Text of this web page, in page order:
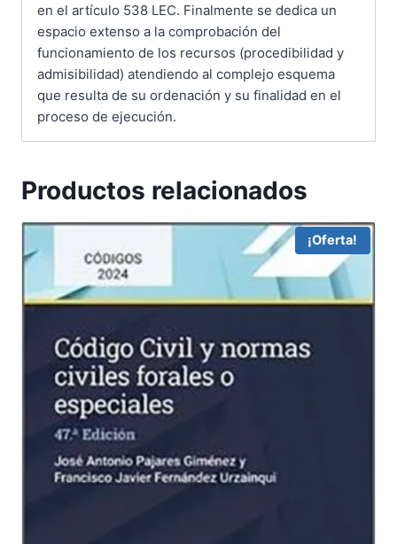
en el artículo 538 LEC. Finalmente se dedica un
espacio extenso a la comprobación del
funcionamiento de los recursos (procedibilidad y
admisibilidad) atendiendo al complejo esquema
que resulta de su ordenación y su finalidad en el
proceso de ejecución.
Productos relacionados
¡Oferta!